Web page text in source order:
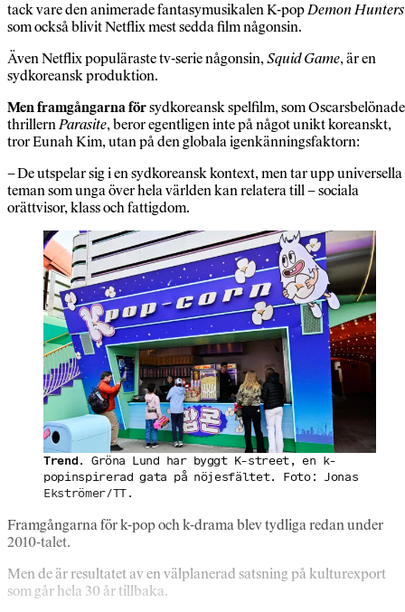
tack vare den animerade fantasymusikalen K-popDemon Hunters
som också blivit Netflix mest sedda film någonsin.
Även Netflix populäraste tv-serie någonsin,Squid Game, är en
sydkoreansk produktion.
Men framgångarna försydkoreansk spelfilm, som Oscarsbelönade
thrillernParasite, beror egentligen inte på något unikt koreanskt,
tror Eunah Kim, utan på den globala igenkänningsfaktorn:
– De utspelar sig i en sydkoreansk kontext, men tar upp universella
teman som unga över hela världen kan relatera till – sociala
orättvisor, klass och fattigdom.
Trend. Gröna Lund har byggt K-street, en k-
popinspirerad gata på nöjesfältet. Foto: Jonas
Ekströmer/TT.
Framgångarna för k-pop och k-drama blev tydliga redan under
2010-talet.
Men de är resultatet av en välplanerad satsning på kulturexport
som går hela 30 år tillbaka.